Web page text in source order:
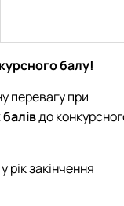
балу!
перевагу при
до
рік закінчення